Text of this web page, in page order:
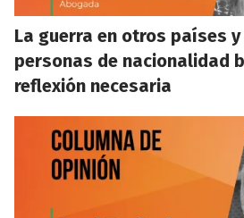
La guerra en otros países
personas de nacionalidad
reflexión necesaria